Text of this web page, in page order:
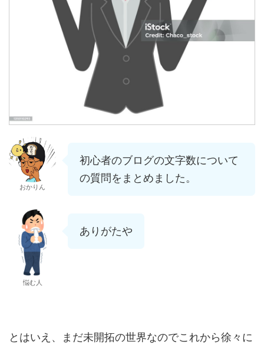
おかりん
初心者のブログの文字数について
の質問をまとめました。
悩む人
ありがたや
とはいえ、まだ未開拓の世界なのでこれから徐々に